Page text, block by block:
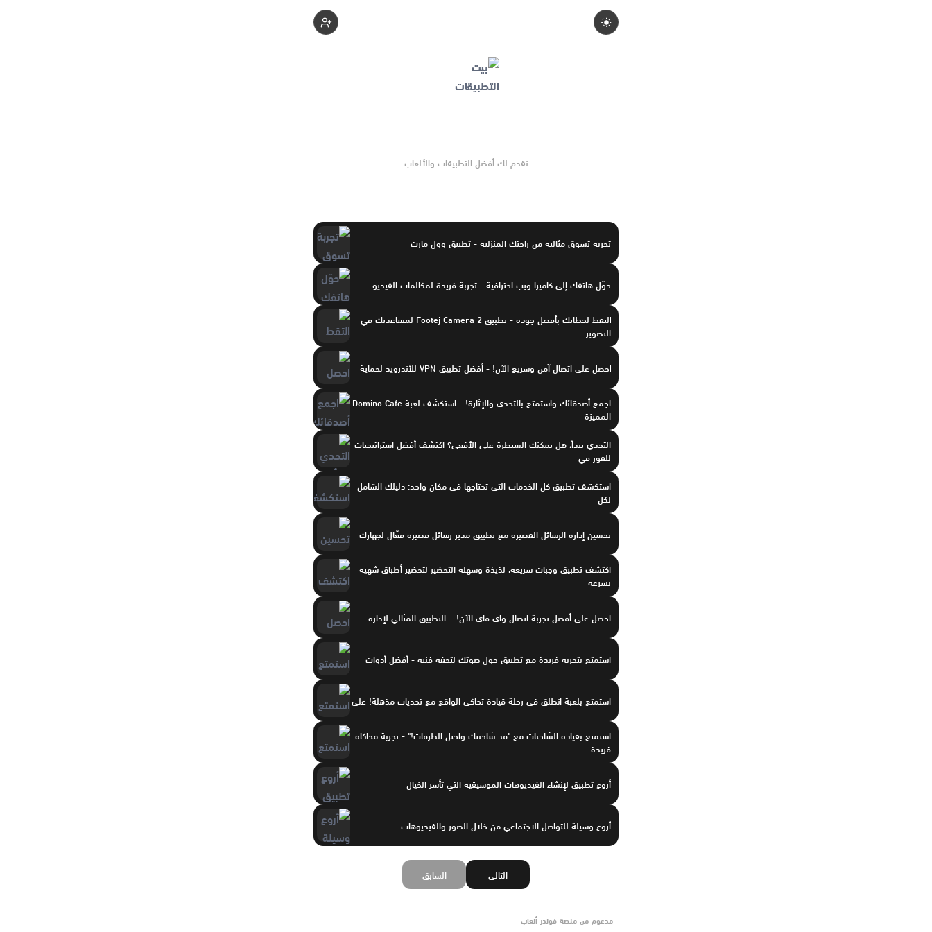
نقدم لك أفضل التطبيقات والألعاب
تجربة تسوق مثالية من راحتك المنزلية - تطبيق وول مارت
حوّل هاتفك إلى كاميرا ويب احترافية - تجربة فريدة لمكالمات الفيديو
التقط لحظاتك بأفضل جودة - تطبيق Footej Camera 2 لمساعدتك في
التصوير
احصل على اتصال آمن وسريع الآن! - أفضل تطبيق VPN للأندرويد لحماية
اجمع أصدقائك واستمتع بالتحدي والإثارة! - استكشف لعبة Domino Cafe
المميزة
التحدي يبدأ، هل يمكنك السيطرة على الأفعى؟ اكتشف أفضل استراتيجيات
للفوز في
استكشف تطبيق كل الخدمات التي تحتاجها في مكان واحد: دليلك الشامل
لكل
تحسين إدارة الرسائل القصيرة مع تطبيق مدير رسائل قصيرة فعّال لجهازك
اكتشف تطبيق وجبات سريعة، لذيذة وسهلة التحضير لتحضير أطباق شهية
بسرعة
احصل على أفضل تجربة اتصال واي فاي الآن! – التطبيق المثالي لإدارة
استمتع بتجربة فريدة مع تطبيق حول صوتك لتحفة فنية - أفضل أدوات
استمتع بلعبة انطلق في رحلة قيادة تحاكي الواقع مع تحديات مذهلة! على
استمتع بقيادة الشاحنات مع "قد شاحنتك واحتل الطرقات!" - تجربة محاكاة
فريدة
أروع تطبيق لإنشاء الفيديوهات الموسيقية التي تأسر الخيال
أروع وسيلة للتواصل الاجتماعي من خلال الصور والفيديوهات
السابق التالي
مدعوم من منصة فولدر ألعاب